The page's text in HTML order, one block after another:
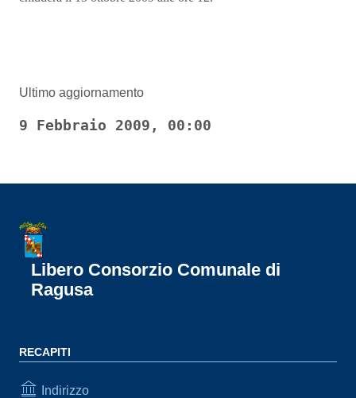
Ultimo aggiornamento
9 Febbraio 2009, 00:00
Libero Consorzio Comunale di
Ragusa
RECAPITI
Indirizzo